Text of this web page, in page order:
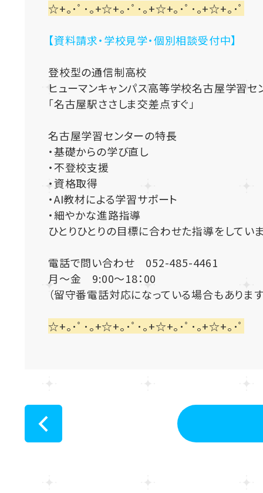
☆+｡･ﾟ･｡+☆+｡･ﾟ･｡+☆+｡･ﾟ･｡+☆+｡･ﾟ
【資料請求・学校見学・個別相談受付中】
登校型の通信制高校
ヒューマンキャンパス高等学校名古屋学習セ
「名古屋駅ささしま交差点すぐ」
名古屋学習センターの特長
・基礎からの学び直し
・不登校支援
・資格取得
・AI教材による学習サポート
・細やかな進路指導
ひとりひとりの目標に合わせた指導をしていま
電話で問い合わせ 052-485-4461
月～金 9:00～18：00
（留守番電話対応になっている場合もあります
☆+｡･ﾟ･｡+☆+｡･ﾟ･｡+☆+｡･ﾟ･｡+☆+｡･ﾟ